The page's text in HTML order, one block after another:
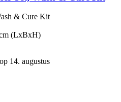
& Cure Kit
(LxBxH)
14. augustus